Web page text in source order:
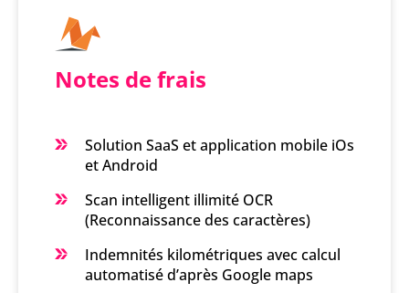
Notes de frais
Solution SaaS et application mobile iOs
et Android
Scan intelligent illimité OCR
(Reconnaissance des caractères)
Indemnités kilométriques avec calcul
automatisé d’après Google maps